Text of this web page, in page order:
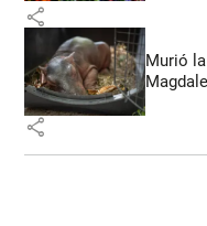
share
Murió
share